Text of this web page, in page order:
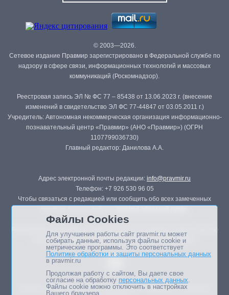
© 2003—2026.
Сетевое издание Правмир зарегистрировано в Федеральной службе по
надзору в сфере связи, информационных технологий и массовых
коммуникаций (Роскомнадзор).
Реестровая запись ЭЛ № ФС 77 – 85438 от 13.06.2023 г. (внесение
изменений в свидетельство ЭЛ ФС 77-44847 от 03.05.2011 г.)
Учредитель: Автономная некоммерческая организация информационно-
познавательный центр «Правмир» (АНО «Правмир») (ОГРН
1107799036730)
Главный редактор: Данилова А.А.
Адрес электронной почты редакции: info@pravmir.ru
Телефон: +7 926 530 96 05
Чтобы связаться с редакцией или сообщить обо всех замеченных
Републикация материалов сайта в печатных изданиях (книгах, прессе)
возможна только с письменного разрешения редакции.
Мнение авторов статей портала может не совпадать с позицией
Файлы Cookies
Для улучшения работы сайт pravmir.ru может
собирать данные, используя файлы cookie и
метрические программы. Это соответствует
Политике обработки и защиты персональных данных
в pravmir.ru
Продолжая работу с сайтом, Вы даете свое
согласие на обработку персональных данных.
Файлы cookie можно отключить в настройках
Вашего браузера.